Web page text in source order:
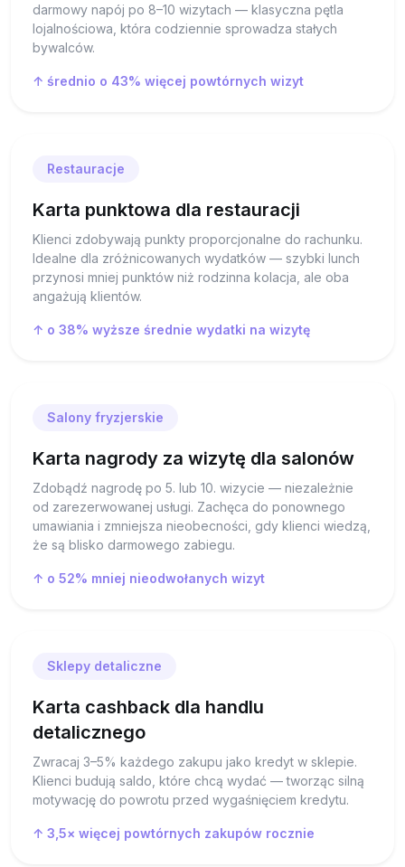
darmowy napój po 8–10 wizytach — klasyczna pętla
lojalnościowa, która codziennie sprowadza stałych
bywalców.
↑ średnio o 43% więcej powtórnych wizyt
Restauracje
Karta punktowa dla restauracji
Klienci zdobywają punkty proporcjonalne do rachunku.
Idealne dla zróżnicowanych wydatków — szybki lunch
przynosi mniej punktów niż rodzinna kolacja, ale oba
angażują klientów.
↑ o 38% wyższe średnie wydatki na wizytę
Salony fryzjerskie
Karta nagrody za wizytę dla salonów
Zdobądź nagrodę po 5. lub 10. wizycie — niezależnie
od zarezerwowanej usługi. Zachęca do ponownego
umawiania i zmniejsza nieobecności, gdy klienci wiedzą,
że są blisko darmowego zabiegu.
↑ o 52% mniej nieodwołanych wizyt
Sklepy detaliczne
Karta cashback dla handlu
detalicznego
Zwracaj 3–5% każdego zakupu jako kredyt w sklepie.
Klienci budują saldo, które chcą wydać — tworząc silną
motywację do powrotu przed wygaśnięciem kredytu.
↑ 3,5× więcej powtórnych zakupów rocznie